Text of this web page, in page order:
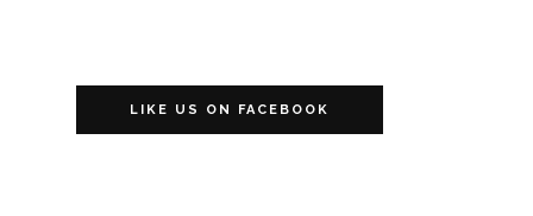
LIKE US ON FACEBOOK